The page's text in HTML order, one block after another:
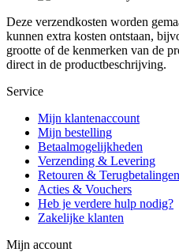
Deze verzendkosten worden
kunnen extra kosten ontstaan,
grootte of de kenmerken van de
direct in de productbeschrijving.
Service
Mijn klantenaccount
Mijn bestelling
Betaalmogelijkheden
Verzending & Levering
Retouren & Terugbetalingen
Acties & Vouchers
Heb je verdere hulp nodig?
Zakelijke klanten
Mijn account